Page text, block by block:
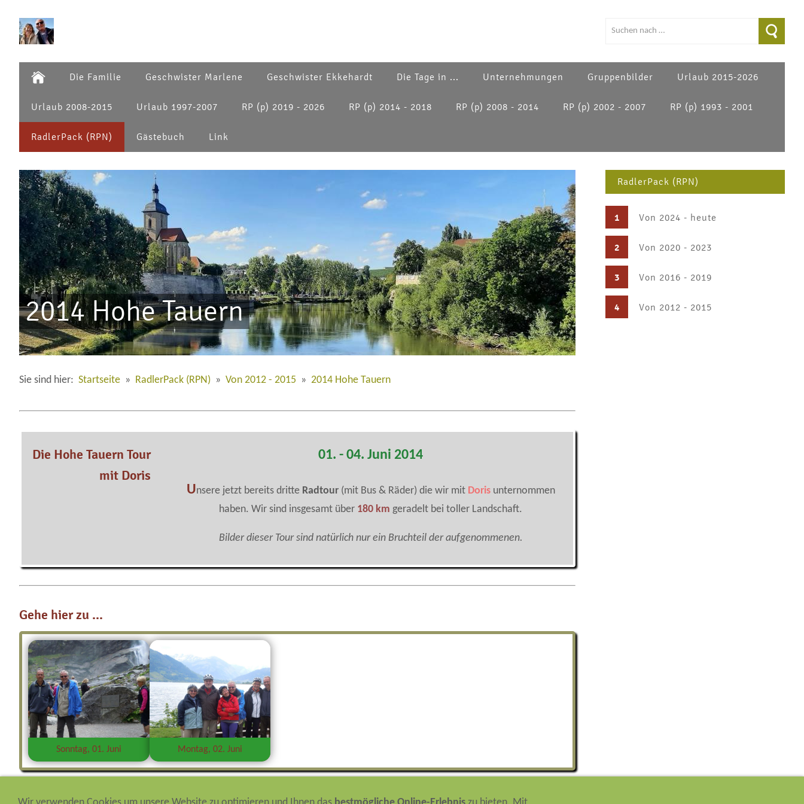
Die Familie Geschwister Marlene Geschwister Ekkehardt Die Tage in ... Unternehmungen Gruppenbilder Urlaub 2015-2026
Urlaub 2008-2015 Urlaub 1997-2007 RP (p) 2019 - 2026 RP (p) 2014 - 2018 RP (p) 2008 - 2014 RP (p) 2002 - 2007 RP (p) 1993 - 2001
RadlerPack (RPN) Gästebuch Link
RadlerPack (RPN)
1 Von 2024 - heute
2 Von 2020 - 2023
3 Von 2016 - 2019
4 Von 2012 - 2015
2014 Hohe Tauern
Sie sind hier: Startseite » RadlerPack (RPN) » Von 2012 - 2015 » 2014 Hohe Tauern
Die Hohe Tauern Tour
mit Doris
01. - 04. Juni 2014
Unsere jetzt bereits dritte Radtour(mit Bus & Räder) die wir mit Dorisunternommen
haben. Wir sind insgesamt über 180 kmgeradelt bei toller Landschaft.
Bilder dieser Tour sind natürlich nur ein Bruchteil der aufgenommenen.
Gehe hier zu ...
Sonntag, 01. Juni Montag, 02. Juni